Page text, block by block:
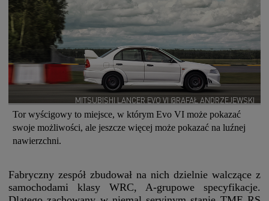
MITSUBISHI LANCER EVO VI @RAFAŁ ANDRZEJEWSKI
Tor wyścigowy to miejsce, w którym Evo VI może pokazać
swoje możliwości, ale jeszcze więcej może pokazać na luźnej
nawierzchni.
Fabryczny zespół zbudował na nich dzielnie walczące z
samochodami klasy WRC, A-grupowe specyfikacje.